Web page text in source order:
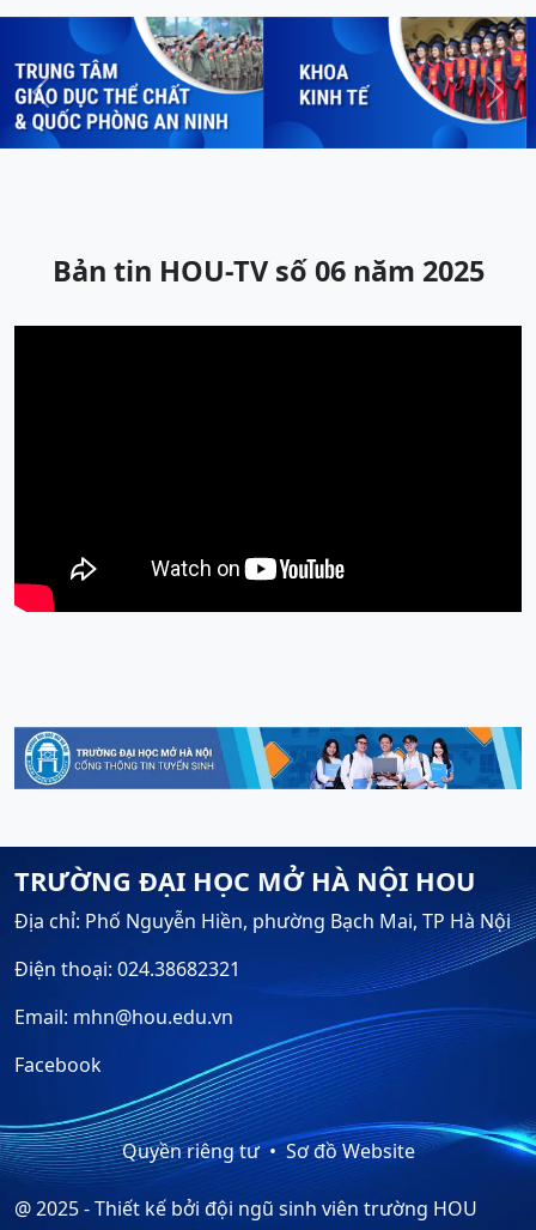
Previous Next
Bản tin HOU-TV số 06 năm 2025
TRƯỜNG ĐẠI HỌC MỞ HÀ NỘI HOU
Địa chỉ: Phố Nguyễn Hiền, phường Bạch Mai, TP Hà Nội
Điện thoại: 024.38682321
Email: mhn@hou.edu.vn
Facebook
Quyền riêng tư Sơ đồ Website
@ 2025 - Thiết kế bởi đội ngũ sinh viên trường HOU